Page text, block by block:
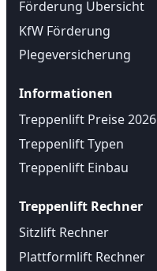
Förderung Übersicht
KfW Förderung
Plegeversicherung
Informationen
Treppenlift Preise 2026
Treppenlift Typen
Treppenlift Einbau
Treppenlift Rechner
Sitzlift Rechner
Plattformlift Rechner